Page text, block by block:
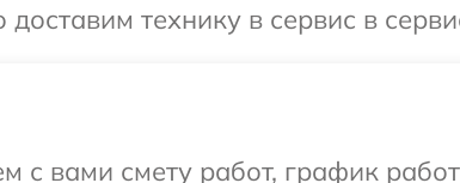
технику в сервис в
с вами смету работ, график